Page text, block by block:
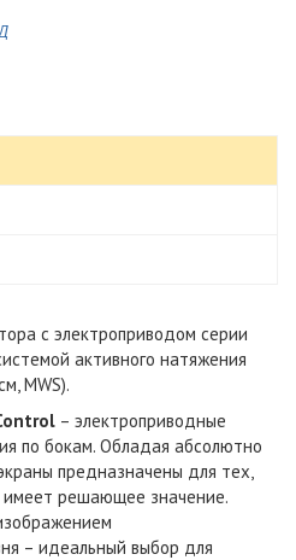
с электроприводом серии
активного натяжения
MWS).
– электроприводные
по бокам. Обладая абсолютно
предназначены для тех,
имеет решающее значение.
– идеальный выбор для